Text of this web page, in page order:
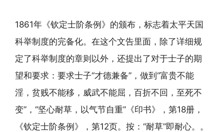
1861年《钦定士阶条例》的颁布，标志着太平天国
科举制度的完备化。在这个文告里面，除了详细规
定了科举制度的章则以外，还提出了对于士子的期
望和要求：要求士子“才德兼备”，做到“富贵不能
淫，贫贱不能移，威武不能屈，百折不回，至死不
变”，“坚心耐草，以气节自重”《印书》，第18册，
《钦定士阶条例》，第12页。按：“耐草”即耐心。。